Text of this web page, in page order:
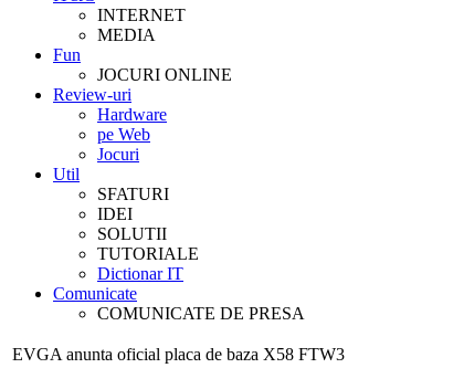
INTERNET
MEDIA
Fun
JOCURI ONLINE
Review-uri
Hardware
pe Web
Jocuri
Util
SFATURI
IDEI
SOLUTII
TUTORIALE
Dictionar IT
Comunicate
COMUNICATE DE PRESA
EVGA anunta oficial placa de baza X58 FTW3